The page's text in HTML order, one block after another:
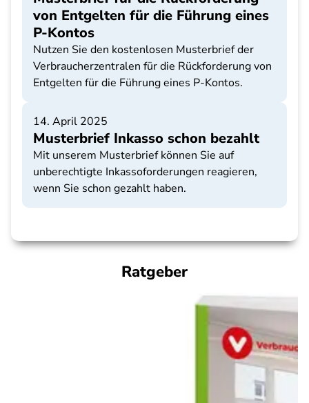
von Entgelten für die Führung eines
P-Kontos
Nutzen Sie den kostenlosen Musterbrief der
Verbraucherzentralen für die Rückforderung von
Entgelten für die Führung eines P-Kontos.
14. April 2025
Musterbrief Inkasso schon bezahlt
Mit unserem Musterbrief können Sie auf
unberechtigte Inkassoforderungen reagieren,
wenn Sie schon gezahlt haben.
Ratgeber